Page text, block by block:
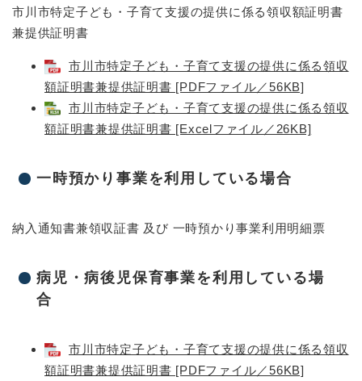
市川市特定子ども・子育て支援の提供に係る領収額証明書
兼提供証明書
市川市特定子ども・子育て支援の提供に係る領収
額証明書兼提供証明書​ [PDFファイル／56KB]
市川市特定子ども・子育て支援の提供に係る領収
額証明書兼提供証明書​ [Excelファイル／26KB]
一時預かり事業を利用している場合
納入通知書兼領収証書 及び 一時預かり事業利用明細票
病児・病後児保育事業を利用している場
合
市川市特定子ども・子育て支援の提供に係る領収
額証明書兼提供証明書​ [PDFファイル／56KB]